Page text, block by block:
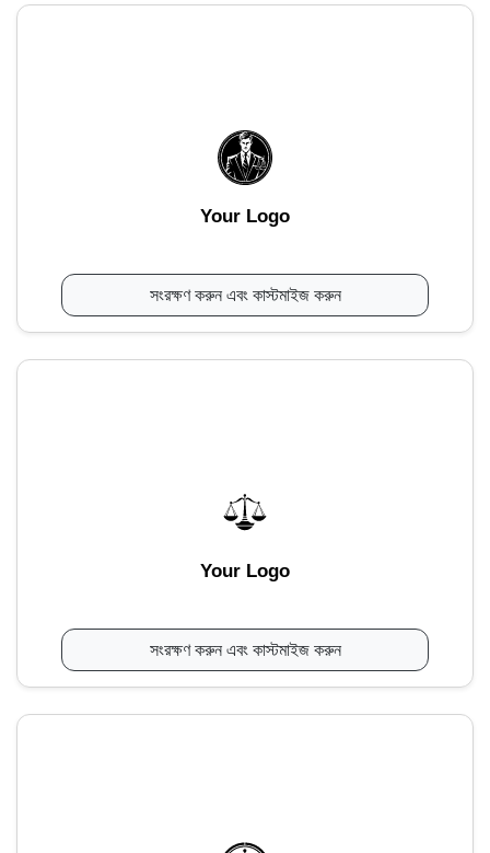
Your Logo
সংরক্ষণ করুন এবং কাস্টমাইজ করুন
Your Logo
সংরক্ষণ করুন এবং কাস্টমাইজ করুন